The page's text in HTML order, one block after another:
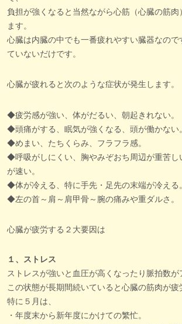
負担が強くなると当然ながら心筋（心臓の筋肉
ます。
心臓は内臓の中でも一番疲れやすい臓器なので
ていないだけです。
心臓が疲れると次のような症状が発生します。
◆疲労感が強い、体がだるい、朝起きれない。
◆頭痛がする、眠気が強くなる、頭が働かない。
◆めまい、たちくらみ、フラフラ感。
◆呼吸がしにくい、胸やみぞおち周辺が重苦し
が速い。
◆体が冷える、特に手先・足先の末端が冷える。
◆左の首～肩～肩甲骨～腕の痛みや重ダルさ。
心臓が疲労する２大要因は
１、ストレス
ストレスが強いと血圧が高くなったり脈拍数が
この状態が長期間続いていると心臓の筋肉が疲
特に５月は、
・年度末から新年度にかけての繁忙。